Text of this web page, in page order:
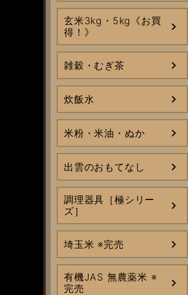
玄米3kg・5kg《お買
得！》
雑穀・むぎ茶
炊飯水
米粉・米油・ぬか
出雲のおもてなし
調理器具［極シリー
ズ］
埼玉米 ※完売
有機JAS 無農薬米 ※
完売